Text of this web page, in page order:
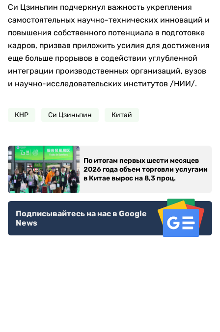
Си Цзиньпин подчеркнул важность укрепления
самостоятельных научно-технических инноваций и
повышения собственного потенциала в подготовке
кадров, призвав приложить усилия для достижения
еще больше прорывов в содействии углубленной
интеграции производственных организаций, вузов
и научно-исследовательских институтов /НИИ/.
КНР Си Цзиньпин Китай
По итогам первых шести месяцев
2026 года объем торговли услугами
в Китае вырос на 8,3 проц.
Подписывайтесь на нас в Google
News